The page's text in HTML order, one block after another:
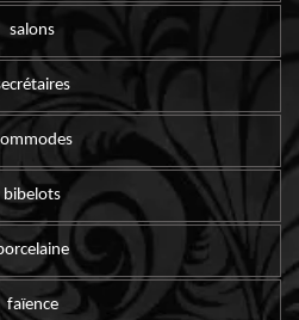
salons
bibelots
faïence